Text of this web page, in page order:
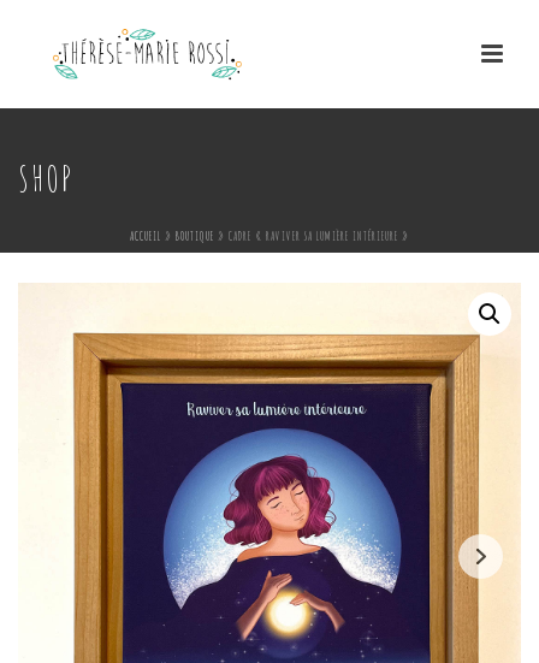
SHOP
ACCUEIL » BOUTIQUE » CADRE « RAVIVER SA LUMIÈRE INTÉRIEURE »